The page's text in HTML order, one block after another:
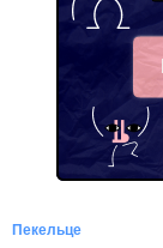
Пекельце